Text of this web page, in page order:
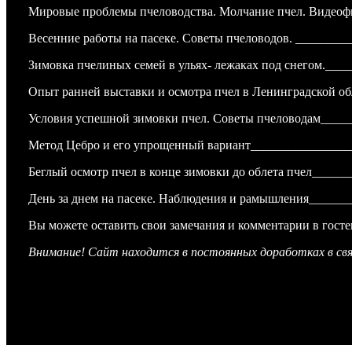
Мировые проблемы пчеловодства. Молчание пчел.
Весенние работы на пасеке. Советы пчеловодов.
Зимовка пчелиных семей в ульях- лежаках под
Опыт ранней выставки и осмотра пчел в Ленинградской
Условия успешной зимовки пчел. Советы
Метод Цебро и его упрощенный
Беглый осмотр пчел в конце зимовки до облета
День за днем на пасеке. Наблюдения и
Вы можете оставить свои замечания и комментарии в
Внимание! Сайт находится в постоянных доработках в